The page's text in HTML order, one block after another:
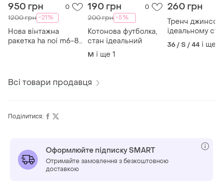
950 грн 0
1200 грн -21%
Нова вінтажна
ракетка ha noi m6-83
190 грн 0
200 грн -5%
Котонова футболка,
стан ідеальний
M і ще 1
260 грн
Тренч
ідеальному
36 / S / 44 і ще
Всі товари продавця
Поділитися:
Оформлюйте підписку SMART
Отримайте замовлення з безкоштовною
доставкою